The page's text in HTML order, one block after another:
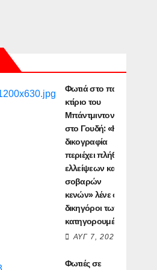
Φωτιά στο παλιό
κτίριο του
Μπάντμιντον
στο Γουδή: «Η
δικογραφία
περιέχει πλήθος
ελλείψεων και
σοβαρών
κενών» λένε οι
δικηγόροι των
κατηγορουμένων
ΑΥΓ 7, 2026
Φωτιές σε